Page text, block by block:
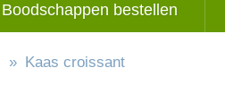
Boodschappen bestellen
Kaas croissant